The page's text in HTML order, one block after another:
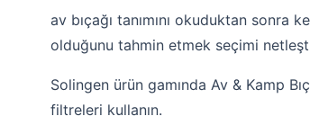
av bıçağı tanımını okuduktan sonra
olduğunu tahmin etmek seçimi
Solingen ürün gamında Av & Kamp
filtreleri kullanın.